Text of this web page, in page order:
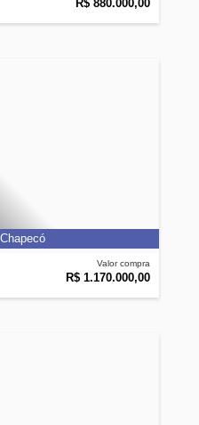
R$ 880.000,00
Valor compra
R$ 1.170.000,00